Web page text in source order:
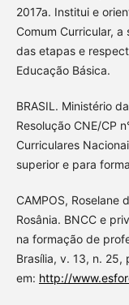
2017a. Institui e
Comum Curricular,
das etapas e
Educação Básica.
BRASIL. Ministério
Resolução CNE/CP
Curriculares
superior e para
CAMPOS, Roselane
Rosânia. BNCC e
na formação de
Brasília, v. 13, n.
em: http://